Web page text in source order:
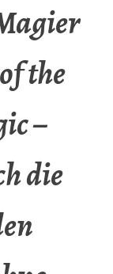
the
–
die